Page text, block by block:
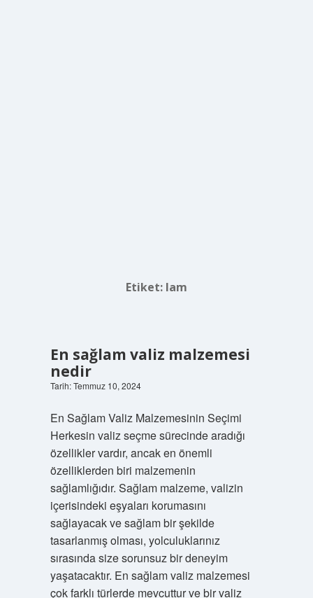
Etiket: lam
En sağlam valiz malzemesi
nedir
Tarih: Temmuz 10, 2024
En Sağlam Valiz Malzemesinin Seçimi
Herkesin valiz seçme sürecinde aradığı
özellikler vardır, ancak en önemli
özelliklerden biri malzemenin
sağlamlığıdır. Sağlam malzeme, valizin
içerisindeki eşyaları korumasını
sağlayacak ve sağlam bir şekilde
tasarlanmış olması, yolculuklarınız
sırasında size sorunsuz bir deneyim
yaşatacaktır. En sağlam valiz malzemesi
çok farklı türlerde mevcuttur ve bir valiz